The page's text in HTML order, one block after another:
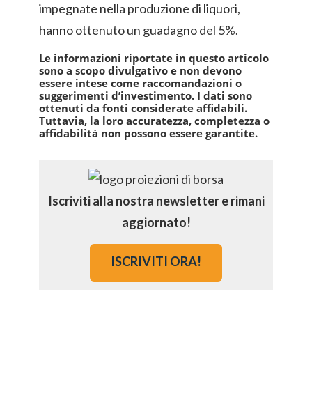
impegnate nella produzione di liquori,
hanno ottenuto un guadagno del 5%.
Le informazioni riportate in questo articolo
sono a scopo divulgativo e non devono
essere intese come raccomandazioni o
suggerimenti d’investimento. I dati sono
ottenuti da fonti considerate affidabili.
Tuttavia, la loro accuratezza, completezza o
affidabilità non possono essere garantite.
Iscriviti alla nostra newsletter e rimani
aggiornato!
ISCRIVITI ORA!